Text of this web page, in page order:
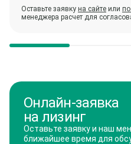
Оставьте заявку на сайте или
менеджера расчет для
Онлайн-заявка
на лизинг
Оставьте заявку и наш
ближайшее время для